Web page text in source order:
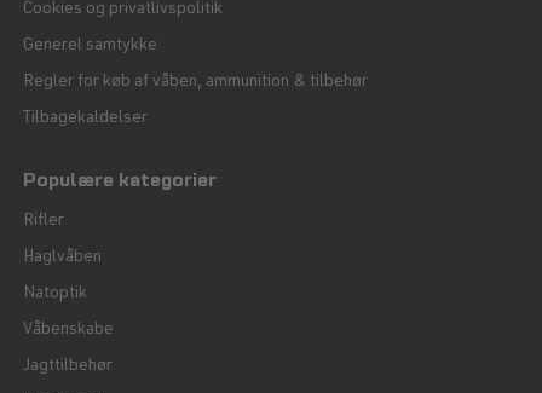
Cookies og privatlivspolitik
Generel samtykke
Regler for køb af våben, ammunition & tilbehør
Tilbagekaldelser
Populære kategorier
Rifler
Haglvåben
Natoptik
Våbenskabe
Jagttilbehør